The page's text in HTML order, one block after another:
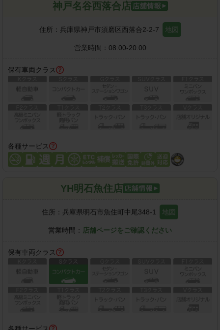
神戸名谷西落合店
住所： 兵庫県神戸市須磨区西落合2-2-7 地図
営業時間： 08:00-20:00
保有車両クラス
各種サービス
YH明石魚住店
住所： 兵庫県明石市魚住町中尾348-1 地図
営業時間： 店舗ページをご確認ください
保有車両クラス
各種サービス